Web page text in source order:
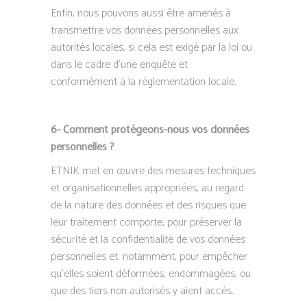
Enfin, nous pouvons aussi être amenés à
transmettre vos données personnelles aux
autorités locales, si cela est exigé par la loi ou
dans le cadre d’une enquête et
conformément à la réglementation locale.
6- Comment protégeons-nous vos données
personnelles ?
ETNIK met en œuvre des mesures techniques
et organisationnelles appropriées, au regard
de la nature des données et des risques que
leur traitement comporte, pour préserver la
sécurité et la confidentialité de vos données
personnelles et, notamment, pour empêcher
qu’elles soient déformées, endommagées, ou
que des tiers non autorisés y aient accès.